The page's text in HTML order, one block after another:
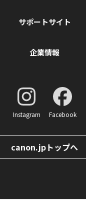
サポートサイト
企業情報
Instagram Facebook
canon.jpトップへ